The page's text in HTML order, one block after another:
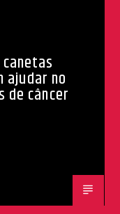
ajudar no
de câncer